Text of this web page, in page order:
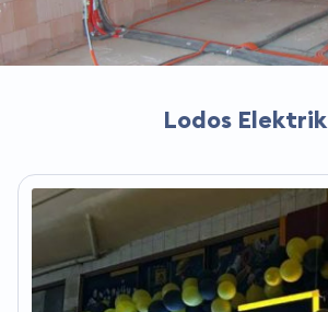
Lodos Elektrik